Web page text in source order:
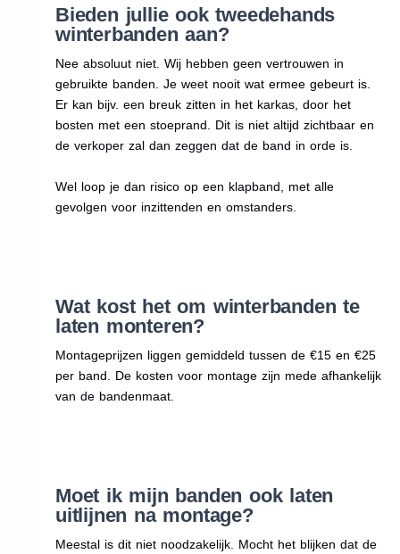
Bieden jullie ook tweedehands
winterbanden aan?
Nee absoluut niet. Wij hebben geen vertrouwen in
gebruikte banden. Je weet nooit wat ermee gebeurt is.
Er kan bijv. een breuk zitten in het karkas, door het
bosten met een stoeprand. Dit is niet altijd zichtbaar en
de verkoper zal dan zeggen dat de band in orde is.
Wel loop je dan risico op een klapband, met alle
gevolgen voor inzittenden en omstanders.
Wat kost het om winterbanden te
laten monteren?
Montageprijzen liggen gemiddeld tussen de €15 en €25
per band. De kosten voor montage zijn mede afhankelijk
van de bandenmaat.
Moet ik mijn banden ook laten
uitlijnen na montage?
Meestal is dit niet noodzakelijk. Mocht het blijken dat de